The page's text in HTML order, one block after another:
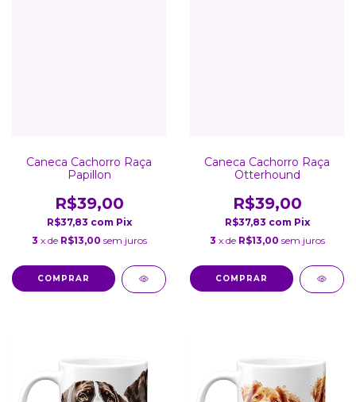
Caneca Cachorro Raça
Papillon
R$39,00
R$37,83 com Pix
3 x de R$13,00 sem juros
Caneca Cachorro Raça
Otterhound
R$39,00
R$37,83 com Pix
3 x de R$13,00 sem juros